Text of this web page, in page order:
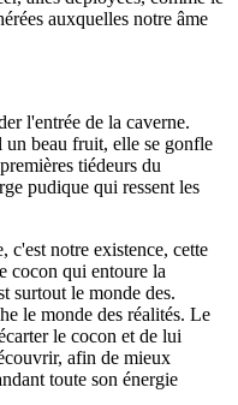
auxquelles notre âme
l'entrée de la caverne.
un beau fruit, elle se gonfle
tiédeurs du
pudique qui ressent les
notre existence, cette
cocon qui entoure la
surtout le monde des.
le monde des réalités. Le
le cocon et de lui
afin de mieux
toute son énergie